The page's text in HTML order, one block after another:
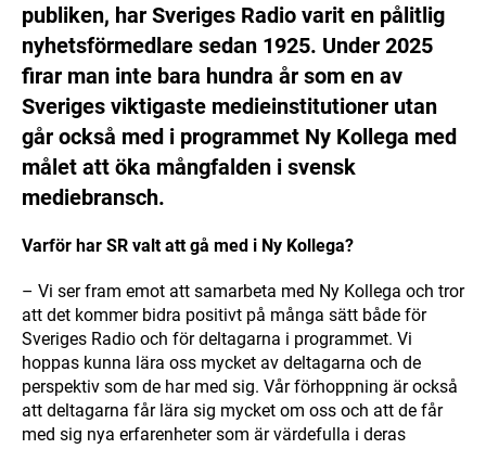
publiken, har Sveriges Radio varit en pålitlig
nyhetsförmedlare sedan 1925. Under 2025
firar man inte bara hundra år som en av
Sveriges viktigaste medieinstitutioner utan
går också med i programmet Ny Kollega med
målet att öka mångfalden i svensk
mediebransch.
Varför har SR valt att gå med i Ny Kollega?
– Vi ser fram emot att samarbeta med Ny Kollega och tror
att det kommer bidra positivt på många sätt både för
Sveriges Radio och för deltagarna i programmet. Vi
hoppas kunna lära oss mycket av deltagarna och de
perspektiv som de har med sig. Vår förhoppning är också
att deltagarna får lära sig mycket om oss och att de får
med sig nya erfarenheter som är värdefulla i deras